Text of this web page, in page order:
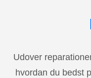
Udover
hvordan du bedst